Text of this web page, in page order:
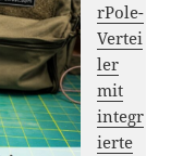
rPole-
Vertei
ler
mit
integr
ierte